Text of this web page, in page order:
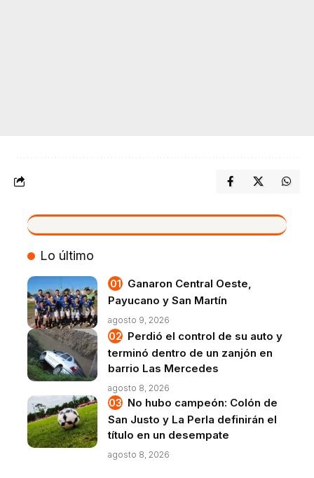
VIVO
Lo último
Ganaron Central Oeste,
Payucano y San Martín
agosto 9, 2026
Perdió el control de su auto y
terminó dentro de un zanjón en
barrio Las Mercedes
agosto 8, 2026
No hubo campeón: Colón de
San Justo y La Perla definirán el
título en un desempate
agosto 8, 2026